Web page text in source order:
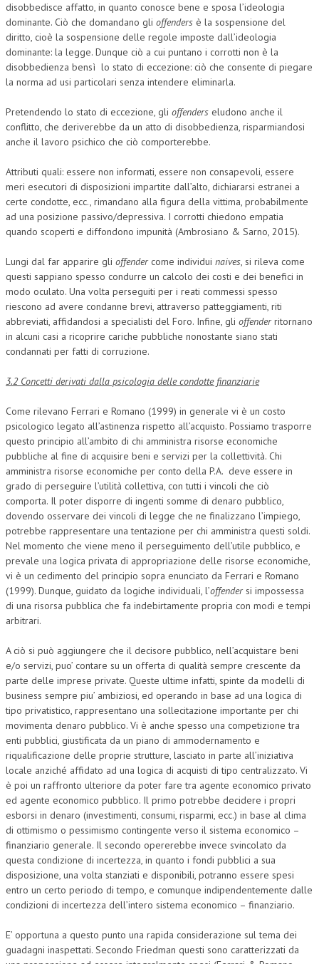
disobbedisce affatto, in quanto conosce bene e sposa l’ideologia
dominante. Ciò che domandano gli offenders è la sospensione del
diritto, cioè la sospensione delle regole imposte dall’ideologia
dominante: la legge. Dunque ciò a cui puntano i corrotti non è la
disobbedienza bensì lo stato di eccezione: ciò che consente di piegare
la norma ad usi particolari senza intendere eliminarla.
Pretendendo lo stato di eccezione, gli offenders eludono anche il
conflitto, che deriverebbe da un atto di disobbedienza, risparmiandosi
anche il lavoro psichico che ciò comporterebbe.
Attributi quali: essere non informati, essere non consapevoli, essere
meri esecutori di disposizioni impartite dall’alto, dichiararsi estranei a
certe condotte, ecc., rimandano alla figura della vittima, probabilmente
ad una posizione passivo/depressiva. I corrotti chiedono empatia
quando scoperti e diffondono impunità (Ambrosiano & Sarno, 2015).
Lungi dal far apparire gli offendercome individui naives, si rileva come
questi sappiano spesso condurre un calcolo dei costi e dei benefici in
modo oculato. Una volta perseguiti per i reati commessi spesso
riescono ad avere condanne brevi, attraverso patteggiamenti, riti
abbreviati, affidandosi a specialisti del Foro. Infine, gli offenderritornano
in alcuni casi a ricoprire cariche pubbliche nonostante siano stati
condannati per fatti di corruzione.
3.2 Concetti derivati dalla psicologia delle condotte finanziarie
Come rilevano Ferrari e Romano (1999) in generale vi è un costo
psicologico legato all’astinenza rispetto all’acquisto. Possiamo trasporre
questo principio all’ambito di chi amministra risorse economiche
pubbliche al fine di acquisire beni e servizi per la collettività. Chi
amministra risorse economiche per conto della P.A. deve essere in
grado di perseguire l’utilità collettiva, con tutti i vincoli che ciò
comporta. Il poter disporre di ingenti somme di denaro pubblico,
dovendo osservare dei vincoli di legge che ne finalizzano l’impiego,
potrebbe rappresentare una tentazione per chi amministra questi soldi.
Nel momento che viene meno il perseguimento dell’utile pubblico, e
prevale una logica privata di appropriazione delle risorse economiche,
vi è un cedimento del principio sopra enunciato da Ferrari e Romano
(1999). Dunque, guidato da logiche individuali, l’offendersi impossessa
di una risorsa pubblica che fa indebirtamente propria con modi e tempi
arbitrari.
A ciò si può aggiungere che il decisore pubblico, nell’acquistare beni
e/o servizi, puo’ contare su un offerta di qualità sempre crescente da
parte delle imprese private. Queste ultime infatti, spinte da modelli di
business sempre piu’ ambiziosi, ed operando in base ad una logica di
tipo privatistico, rappresentano una sollecitazione importante per chi
movimenta denaro pubblico. Vi è anche spesso una competizione tra
enti pubblici, giustificata da un piano di ammodernamento e
riqualificazione delle proprie strutture, lasciato in parte all’iniziativa
locale anziché affidato ad una logica di acquisti di tipo centralizzato. Vi
è poi un raffronto ulteriore da poter fare tra agente economico privato
ed agente economico pubblico. Il primo potrebbe decidere i propri
esborsi in denaro (investimenti, consumi, risparmi, ecc.) in base al clima
di ottimismo o pessimismo contingente verso il sistema economico –
finanziario generale. Il secondo opererebbe invece svincolato da
questa condizione di incertezza, in quanto i fondi pubblici a sua
disposizione, una volta stanziati e disponibili, potranno essere spesi
entro un certo periodo di tempo, e comunque indipendentemente dalle
condizioni di incertezza dell’intero sistema economico – finanziario.
E’ opportuna a questo punto una rapida considerazione sul tema dei
guadagni inaspettati. Secondo Friedman questi sono caratterizzati da